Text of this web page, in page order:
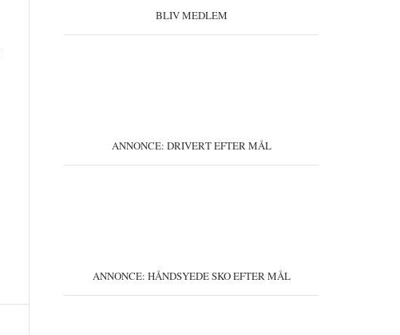
BLIV MEDLEM
ANNONCE: DRIVERT EFTER MÅL
ANNONCE: HÅNDSYEDE SKO EFTER MÅL